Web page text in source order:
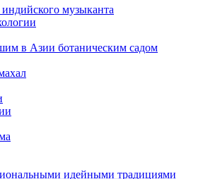
музыканта
в Азии ботаническим садом
идейными традициями